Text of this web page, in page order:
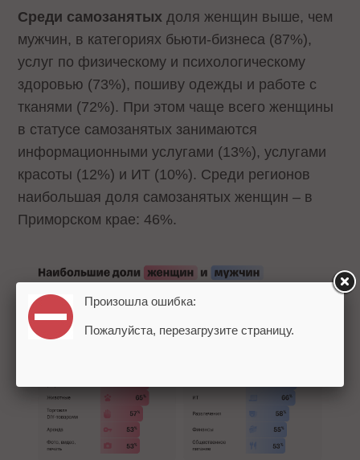
Среди самозанятых доля женщин выше, чем
мужчин, в категориях бьюти-бизнеса (87%),
услуг по физическому и психологическому
здоровью (73%), пошиву одежды и работе с
тканями (72%). При этом чаще всего женщины
в статусе самозанятых занимаются
информационными услугами (13%), услугами
красоты (12%) и ИТ (10%). Среди регионов
наибольшая доля самозанятых женщин – в
Приморском крае: 46%.
Произошла ошибка:
Пожалуйста, перезагрузите страницу.